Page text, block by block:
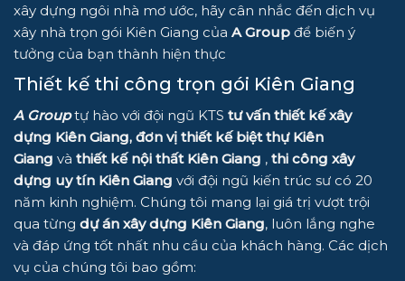
xây dựng ngôi nhà mơ ước, hãy cân nhắc đến dịch vụ
xây nhà trọn gói Kiên Giang của A Group để biến ý
tưởng của bạn thành hiện thực
Thiết kế thi công trọn gói Kiên Giang
A Grouptự hào với đội ngũ KTS tư vấn thiết kế xây
dựng Kiên Giang, đơn vị thiết kế biệt thự Kiên
Giang và thiết kế nội thất Kiên Giang , thi công xây
dựng uy tín Kiên Giang với đội ngũ kiến trúc sư có 20
năm kinh nghiệm. Chúng tôi mang lại giá trị vượt trội
qua từng dự án xây dựng Kiên Giang, luôn lắng nghe
và đáp ứng tốt nhất nhu cầu của khách hàng. Các dịch
vụ của chúng tôi bao gồm: